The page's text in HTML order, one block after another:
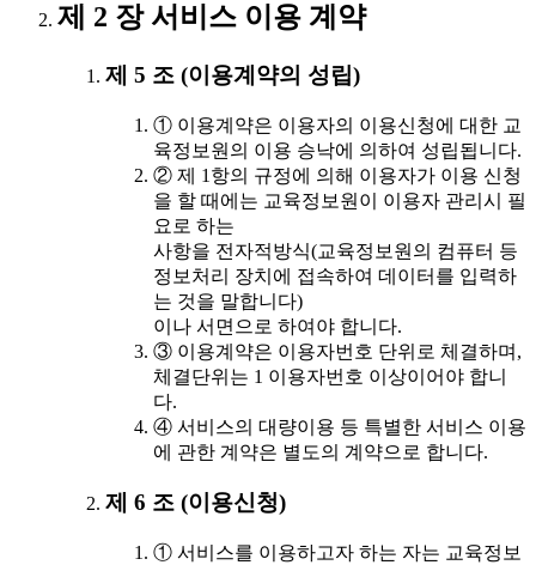
제 2 장 서비스 이용 계약
제 5 조 (이용계약의 성립)
① 이용계약은 이용자의 이용신청에 대한 교
육정보원의 이용 승낙에 의하여 성립됩니다.
② 제 1항의 규정에 의해 이용자가 이용 신청
을 할 때에는 교육정보원이 이용자 관리시 필
요로 하는
사항을 전자적방식(교육정보원의 컴퓨터 등
정보처리 장치에 접속하여 데이터를 입력하
는 것을 말합니다)
이나 서면으로 하여야 합니다.
③ 이용계약은 이용자번호 단위로 체결하며,
체결단위는 1 이용자번호 이상이어야 합니
다.
④ 서비스의 대량이용 등 특별한 서비스 이용
에 관한 계약은 별도의 계약으로 합니다.
제 6 조 (이용신청)
① 서비스를 이용하고자 하는 자는 교육정보